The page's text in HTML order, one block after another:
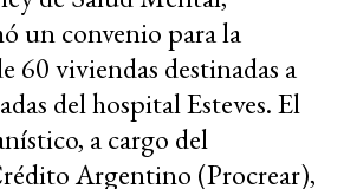
un convenio para la
60 viviendas destinadas a
del hospital Esteves. El
a cargo del
Argentino (Procrear),